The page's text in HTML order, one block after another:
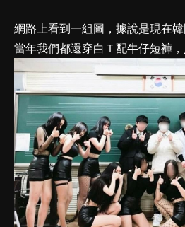
網路上看到一組圖，據說是現在
當年我們都還穿白Ｔ配牛仔短褲